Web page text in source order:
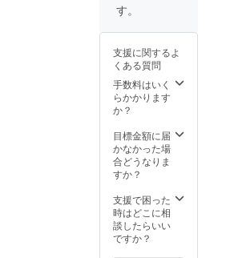
す。
支援に関するよ
くある質問
手数料はいく
らかかります
か？
目標金額に届
かなかった場
合どうなりま
すか？
支援で困った
時はどこに相
談したらいい
ですか？